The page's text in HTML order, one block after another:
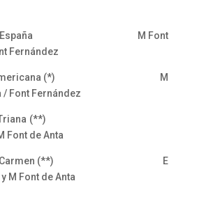
de España M Font
Fernández
Americana (*) M
/ Font Fernández
en Triana (**)
Font de Anta
de Carmen (**) E
M Font de Anta